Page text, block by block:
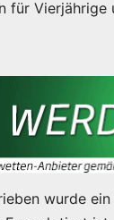
für
wurde